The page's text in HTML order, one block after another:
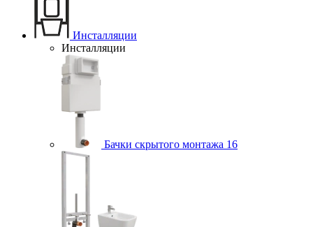
Инсталляции
Инсталляции
Бачки скрытого монтажа 16